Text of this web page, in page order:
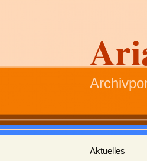
Inhalt
Aktuelles